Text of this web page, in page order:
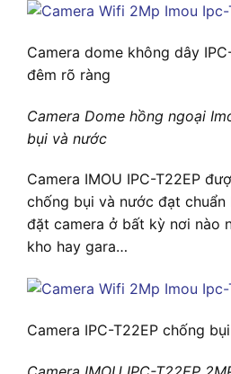
Camera dome không dây
đêm rõ ràng
Camera Dome hồng ngoại
bụi và nước
Camera IMOU IPC-T22EP
chống bụi và nước đạt chuẩn
đặt camera ở bất kỳ nơi nào
kho hay gara…
Camera IPC-T22EP chống